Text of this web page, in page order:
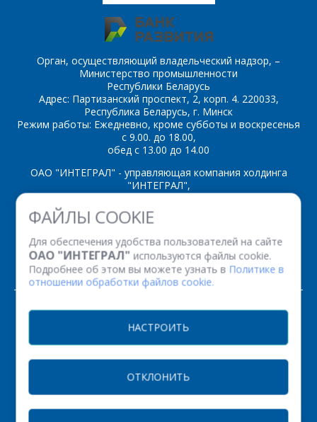
ФАЙЛЫ COOKIE
Для обеспечения удобства пользователей на сайте
ОАО "ИНТЕГРАЛ" используются файлы cookie.
Подробнее об этом вы можете узнать в Политике в
отношении обработки файлов cookie.
НАСТРОИТЬ
ОТКЛОНИТЬ
Орган, осуществляющий владельческий надзор, –
Министерство промышленности
Республики Беларусь
Адрес: Партизанский проспект, 2, корп. 4. 220033,
Республика Беларусь, г. Минск
Режим работы: Ежедневно, кроме субботы и воскресенья
с 9.00. до 18.00,
обед с 13.00 до 14.00
ОАО "ИНТЕГРАЛ" - управляющая компания холдинга
"ИНТЕГРАЛ",
ул. Казинца И.П., д.121А, комната 327, г. Минск, 220108,
Республика Беларусь
Факс: (+375 17) 338 12 94 УНП 100386629
Рег. номер 100386629 от 01.08.2013 г.
© 2026. Все права защищены.
- обязательные
поля
ОТПРАВИТЬ
обработку
персональных данных*
*- обязательные
поля
ОТПРАВИТЬ